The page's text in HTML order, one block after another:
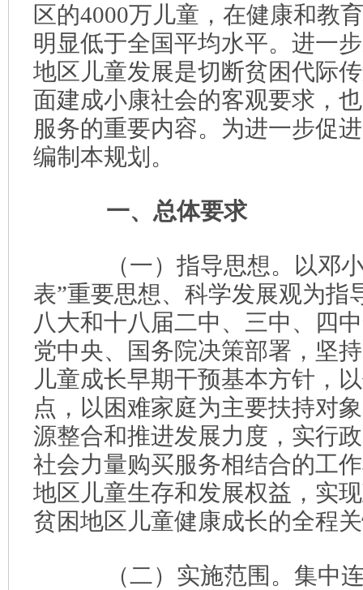
区的4000万儿童，在健康和教
明显低于全国平均水平。进一
地区儿童发展是切断贫困代际
面建成小康社会的客观要求，
服务的重要内容。为进一步促
编制本规划。
一、总体要求
（一）指导思想。以邓小
表”重要思想、科学发展观为指
八大和十八届二中、三中、四
党中央、国务院决策部署，坚
儿童成长早期干预基本方针，
点，以困难家庭为主要扶持对
源整合和推进发展力度，实行
社会力量购买服务相结合的工
地区儿童生存和发展权益，实
贫困地区儿童健康成长的全程
（二）实施范围。集中连